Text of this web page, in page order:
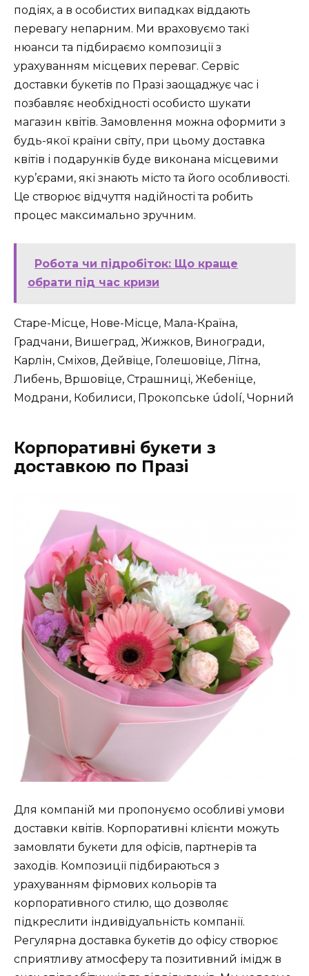
подіях, а в особистих випадках віддають
перевагу непарним. Ми враховуємо такі
нюанси та підбираємо композиції з
урахуванням місцевих переваг. Сервіс
доставки букетів по Празі заощаджує час і
позбавляє необхідності особисто шукати
магазин квітів. Замовлення можна оформити з
будь-якої країни світу, при цьому доставка
квітів і подарунків буде виконана місцевими
кур’єрами, які знають місто та його особливості.
Це створює відчуття надійності та робить
процес максимально зручним.
Робота чи підробіток: Що краще
обрати під час кризи
Старе-Місце, Нове-Місце, Мала-Країна,
Градчани, Вишеград, Жижков, Виногради,
Карлін, Сміхов, Дейвіце, Голешовіце, Літна,
Либень, Вршовіце, Страшниці, Жебеніце,
Модрани, Кобилиси, Прокопське údolí, Чорний
Корпоративні букети з
доставкою по Празі
Для компаній ми пропонуємо особливі умови
доставки квітів. Корпоративні клієнти можуть
замовляти букети для офісів, партнерів та
заходів. Композиції підбираються з
урахуванням фірмових кольорів та
корпоративного стилю, що дозволяє
підкреслити індивідуальність компанії.
Регулярна доставка букетів до офісу створює
сприятливу атмосферу та позитивний імідж в